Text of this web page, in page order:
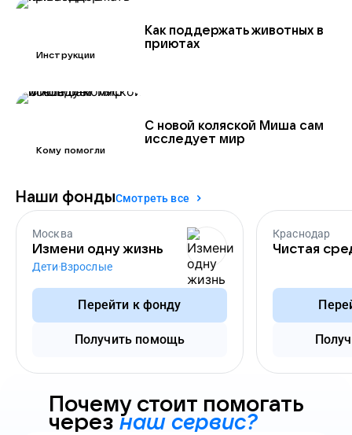
Инструкции
Как поддержать животных в
приютах
Кому помогли
С новой коляской Миша сам
исследует мир
Наши фондыСмотреть все
Москва
Измени одну жизнь
Дети Взрослые
Перейти к фонду
Получить помощь
Краснодар
Чистая
Почему стоит помогать
через наш сервис?